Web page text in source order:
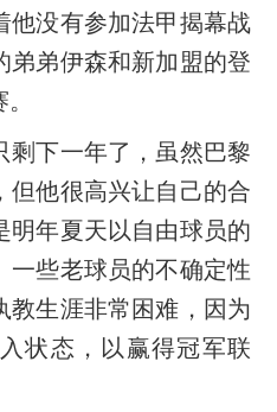
他没有参加法甲揭幕战
弟弟伊森和新加盟的登
剩下一年了，虽然巴黎
但他很高兴让自己的合
明年夏天以自由球员的
一些老球员的不确定性
教生涯非常困难，因为
状态，以赢得冠军联